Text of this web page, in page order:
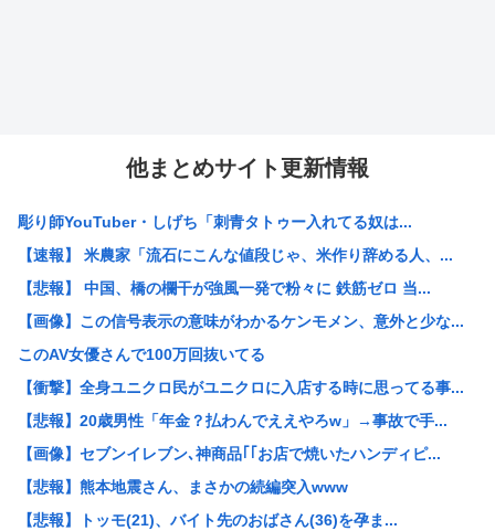
他まとめサイト更新情報
彫り師YouTuber・しげち「刺青タトゥー入れてる奴は...
【速報】 米農家「流石にこんな値段じゃ、米作り辞める人、...
【悲報】 中国、橋の欄干が強風一発で粉々に 鉄筋ゼロ 当...
【画像】この信号表示の意味がわかるケンモメン、意外と少な...
このAV女優さんで100万回抜いてる
【衝撃】全身ユニクロ民がユニクロに入店する時に思ってる事...
【悲報】20歳男性「年金？払わんでええやろw」→事故で手...
【画像】セブンイレブン､神商品｢｢お店で焼いたハンディピ...
【悲報】熊本地震さん、まさかの続編突入www
【悲報】トッモ(21)、バイト先のおばさん(36)を孕ま...